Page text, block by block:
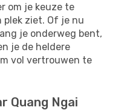
om je keuze te
plek ziet. Of je nu
je onderweg bent,
je de heldere
vol vertrouwen te
Quang Ngai